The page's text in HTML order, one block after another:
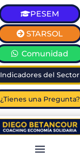
PESEM
STARSOL
Comunidad
Indicadores del Sector
¿Tienes una Pregunta?